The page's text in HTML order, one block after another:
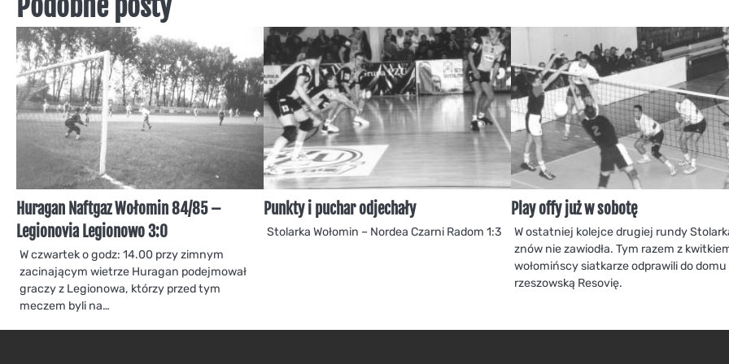
Huragan Naftgaz Wołomin 84/85 –
Legionovia Legionowo 3:0
W czwartek o godz: 14.00 przy zimnym
zacinającym wietrze Huragan podejmował
graczy z Legionowa, którzy przed tym
meczem byli na…
Punkty i puchar odjechały
Stolarka Wołomin – Nordea Czarni Radom 1:3
Play offy już w sobotę
W ostatniej kolejce drugiej rundy
znów nie zawiodła. Tym razem z
wołomińscy siatkarze odprawili do domu
rzeszowską Resovię.